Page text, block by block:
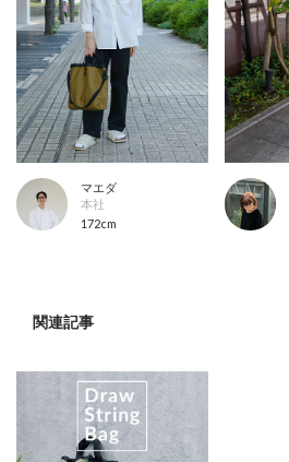
マエダ
本社
172cm
関連記事